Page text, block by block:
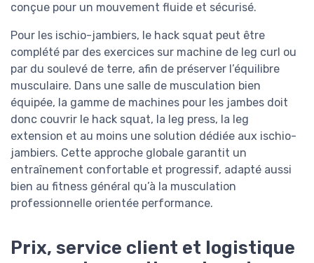
conçue pour un mouvement fluide et sécurisé.
Pour les ischio-jambiers, le hack squat peut être
complété par des exercices sur machine de leg curl ou
par du soulevé de terre, afin de préserver l’équilibre
musculaire. Dans une salle de musculation bien
équipée, la gamme de machines pour les jambes doit
donc couvrir le hack squat, la leg press, la leg
extension et au moins une solution dédiée aux ischio-
jambiers. Cette approche globale garantit un
entraînement confortable et progressif, adapté aussi
bien au fitness général qu’à la musculation
professionnelle orientée performance.
Prix, service client et logistique